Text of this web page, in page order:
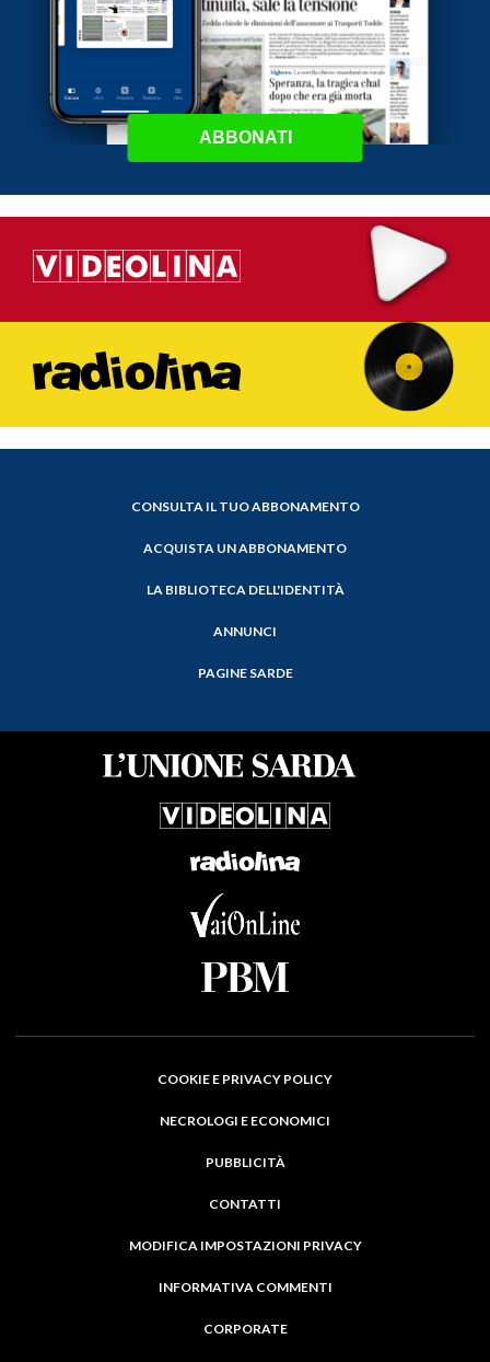
ABBONATI
CONSULTA IL TUO ABBONAMENTO
ACQUISTA UN ABBONAMENTO
LA BIBLIOTECA DELL'IDENTITÀ
ANNUNCI
PAGINE SARDE
COOKIE E PRIVACY POLICY
NECROLOGI E ECONOMICI
PUBBLICITÀ
CONTATTI
MODIFICA IMPOSTAZIONI PRIVACY
INFORMATIVA COMMENTI
CORPORATE